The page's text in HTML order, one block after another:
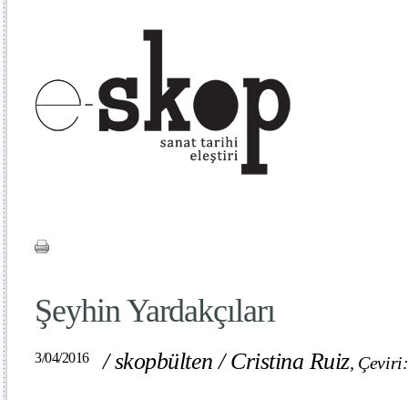
Şeyhin Yardakçıları
3/04/2016 /skopbülten /Cristina Ruiz,